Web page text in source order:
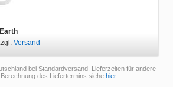
Versand
bei Standardversand. Lieferzeiten für andere
des Liefertermins siehe hier.